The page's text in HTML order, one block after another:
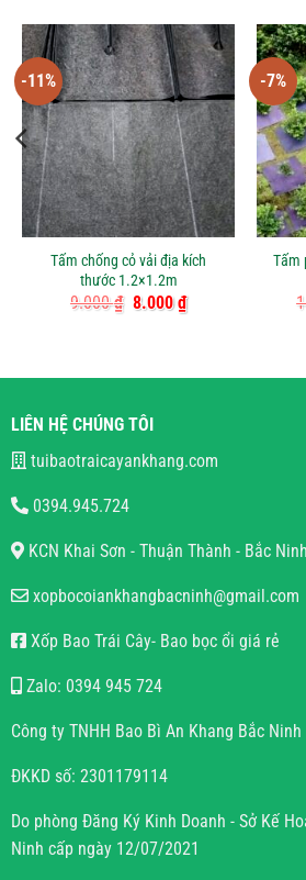
-11%
Tấm chống cỏ vải địa kích
thước 1.2×1.2m
9.000₫ Giá
8.000₫Giá
hiện
-7%
Tấm
LIÊN HỆ CHÚNG TÔI
tuibaotraicayankhang.com
0394.945.724
KCN Khai Sơn - Thuận Thành - Bắc Ninh
xopbocoiankhangbacninh@gmail.com
Xốp Bao Trái Cây- Bao bọc ổi giá rẻ
Zalo: 0394 945 724
Công ty TNHH Bao Bì An Khang Bắc Ninh
ĐKKD số: 2301179114
Do phòng Đăng Ký Kinh Doanh - Sở Kế
Ninh cấp ngày 12/07/2021